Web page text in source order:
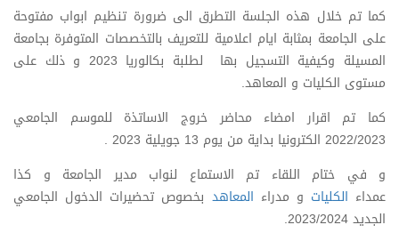
كما تم خلال هذه الجلسة التطرق الى ضرورة تنظيم ابواب مفتوحة
على الجامعة بمثابة ايام اعلامية للتعريف بالتخصصات المتوفرة بجامعة
المسيلة وكيفية التسجيل بها لطلبة بكالوريا 2023 و ذلك على
مستوى الكليات و المعاهد.
كما تم اقرار امضاء محاضر خروج الاساتذة للموسم الجامعي
2022/2023 الكترونيا بداية من يوم 13 جويلية 2023 .
و في ختام اللقاء تم الاستماع لنواب مدير الجامعة و كذا
عمداء الكليات و مدراء المعاهد بخصوص تحضيرات الدخول الجامعي
الجديد 2023/2024.